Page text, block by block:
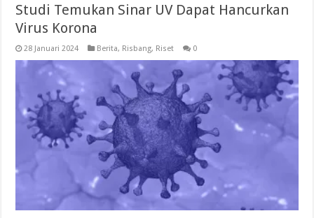
Studi Temukan Sinar UV Dapat Hancurkan
Virus Korona
28 Januari 2024 Berita, Risbang, Riset 0